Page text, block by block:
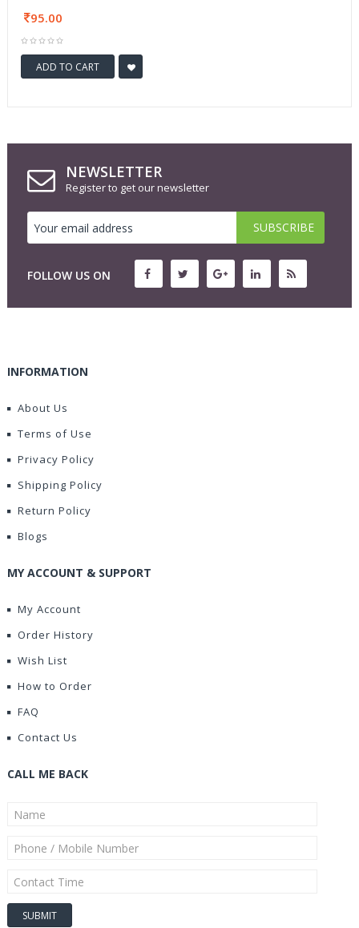
95.00
ADD TO CART
NEWSLETTER
Register to get our newsletter
FOLLOW US ON
INFORMATION
About Us
Terms of Use
Privacy Policy
Shipping Policy
Return Policy
Blogs
MY ACCOUNT & SUPPORT
My Account
Order History
Wish List
How to Order
FAQ
Contact Us
CALL ME BACK